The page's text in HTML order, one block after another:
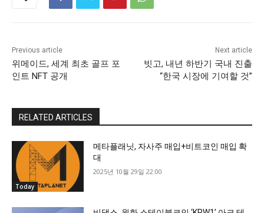
Previous article
위메이드, 세계 최초 골프 포
인트 NFT 공개
Next article
빗고, 내년 하반기 국내 진출
“한국 시장에 기여할 것”
RELATED ARTICLES
Today
메타플래닛, 자사주 매입+비트코인 매입 확
대
2025년 10월 29일 22:00